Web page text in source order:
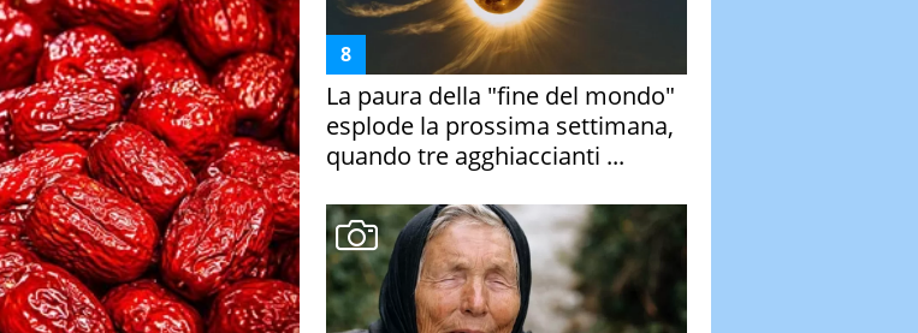
La paura della "fine del mondo"
esplode la prossima settimana,
quando tre agghiaccianti ...